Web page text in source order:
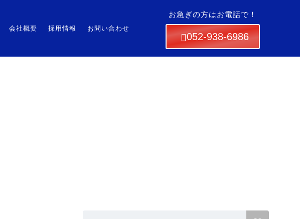
採用情報 お問い合わせ
会社概要 採用情報 お問い合わせ
お急ぎの方はお電話で！
052-938-6986